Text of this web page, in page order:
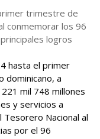
trimestre de
conmemorar los 96
logros
hasta el primer
dominicano, a
mil 748 millones
y servicios a
Nacional al
por el 96